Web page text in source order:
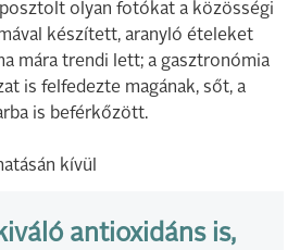
olyan fotókat a közösségi
készített, aranyló ételeket
mára trendi lett; a gasztronómia
is felfedezte magának, sőt, a
is beférkőzött.
kívül
antioxidáns is,